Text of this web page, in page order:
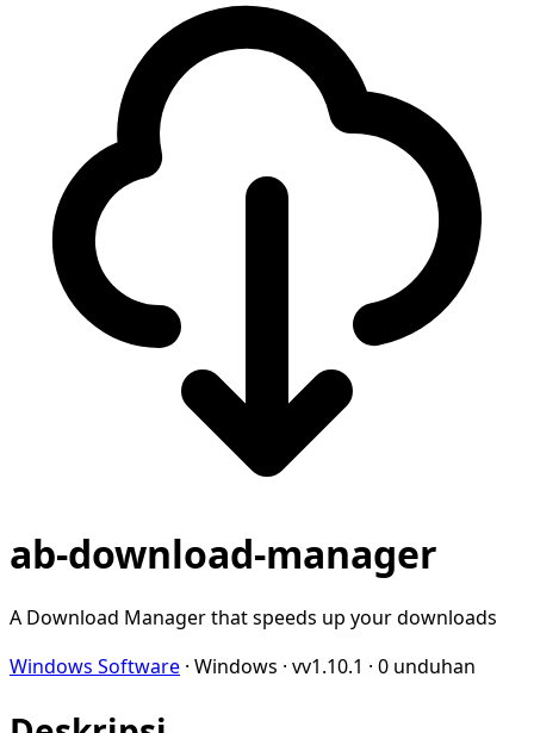
ab-download-manager
A Download Manager that speeds up your downloads
Windows Software · Windows · vv1.10.1 · 0 unduhan